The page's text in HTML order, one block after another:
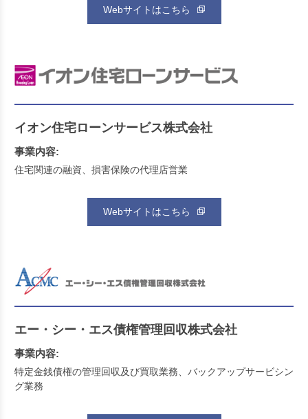
Webサイトはこちら
イオン住宅ローンサービス株式会社
事業内容:
住宅関連の融資、損害保険の代理店営業
Webサイトはこちら
エー・シー・エス債権管理回収株式会社
事業内容:
特定金銭債権の管理回収及び買取業務、バックアップサービシン
グ業務